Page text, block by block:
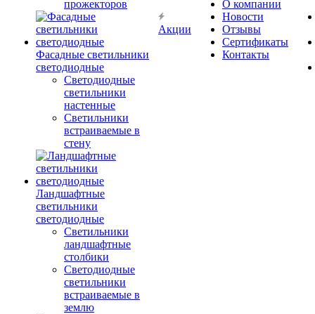
прожекторов
Фасадные светильники
светодиодные
Светодиодные
светильники
настенные
Светильники
встраиваемые в
стену
Ландшафтные
светильники
светодиодные
Светильники
ландшафтные
столбики
Светодиодные
светильники
встраиваемые в
землю
Акции
О компании
Новости
Отзывы
Сертификаты
Контакты